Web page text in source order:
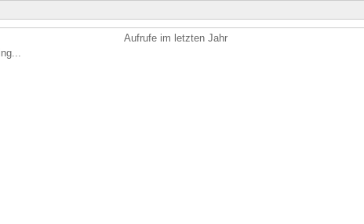
Aufrufe im letzten Jahr